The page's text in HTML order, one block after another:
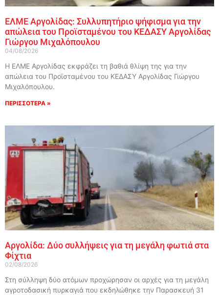
ΕΛΜΕ Αργολίδας: Συλλυπητήριο ψήφισμα για την
απώλεια του Προϊσταμένου του ΚΕΔΑΣΥ Αργολίδας
Γιώργου Μιχαλόπουλου
04/08/2026
Η ΕΛΜΕ Αργολίδας εκφράζει τη βαθιά θλίψη της για την
απώλεια του Προϊσταμένου του ΚΕΔΑΣΥ Αργολίδας Γιώργου
Μιχαλόπουλου.
ΠΕΡΙΣΣΟΤΕΡΑ »
Αργολίδα: Δύο συλλήψεις για τη μεγάλη φωτιά στα
Φίχτια
02/08/2026
Στη σύλληψη δύο ατόμων προχώρησαν οι αρχές για τη μεγάλη
αγροτοδασική πυρκαγιά που εκδηλώθηκε την Παρασκευή 31